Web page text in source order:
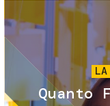
Quanto